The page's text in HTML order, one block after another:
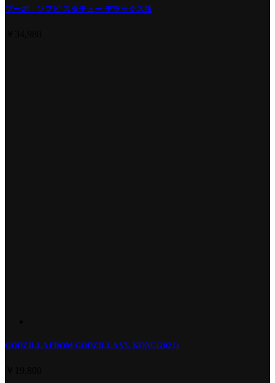
ブーボ ソフビ スタチュー デラックス版
GODZILLA FROM GODZILLA VS. KONG(2021)